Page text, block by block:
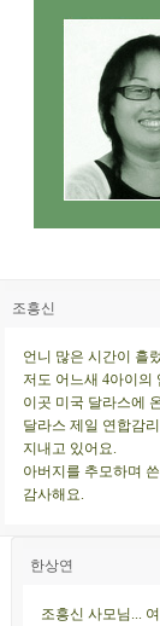
조흥신
언니 많은 시간이 흘
저도 어느새 4아이의
이곳 미국 달라스에
달라스 제일 연합감
지내고 있어요.
아버지를 추모하며
감사해요.
한상연
조흥신 사모님...